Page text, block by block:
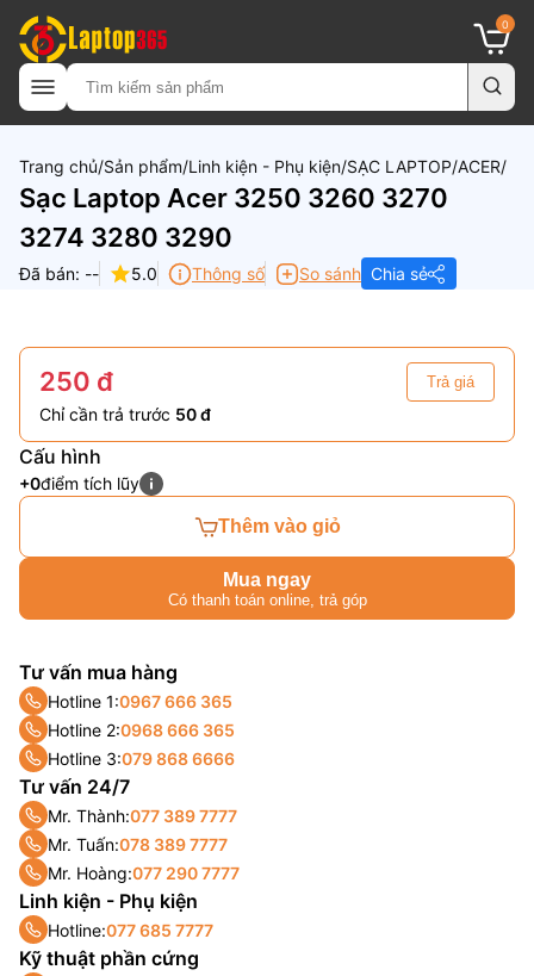
0
Trang chủ Sản phẩm Linh kiện - Phụ kiện SẠC LAPTOP ACER
Sạc Laptop Acer 3250 3260 3270
3274 3280 3290
Đã bán: -- 5.0 Thông số So sánh Chia sẻ
250 đ Trả giá
Chỉ cần trả trước 50 đ
Cấu hình
+0điểm tích lũy
Thêm vào giỏ
Mua ngay
Có thanh toán online, trả góp
Tư vấn mua hàng
Hotline 1:0967 666 365
Hotline 2:0968 666 365
Hotline 3:079 868 6666
Tư vấn 24/7
Mr. Thành:077 389 7777
Mr. Tuấn:078 389 7777
Mr. Hoàng:077 290 7777
Linh kiện - Phụ kiện
Hotline:077 685 7777
Kỹ thuật phần cứng